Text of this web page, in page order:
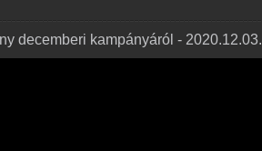
decemberi kampányáról - 2020.12.03.